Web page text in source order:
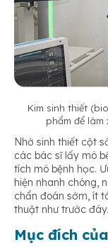
Kim sinh thiết
phẩm để
Nhờ sinh thiết cột
các bác sĩ lấy mô
tích mô bệnh học.
hiện nhanh chóng,
chẩn đoán sớm, ít
thuật như trước đây.
Mục đích